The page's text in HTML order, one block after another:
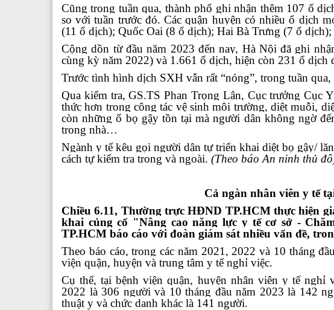
Cũng trong tuần qua, thành phố ghi nhận thêm 107 ổ
so với tuần trước đó. Các quận huyện có nhiều ổ dịch
(11 ổ dịch); Quốc Oai (8 ổ dịch); Hai Bà Trưng (7 ổ
Cộng dồn từ đầu năm 2023 đến nay, Hà Nội đã ghi
cùng kỳ năm 2022) và 1.661 ổ dịch, hiện còn 231 ổ dịch
Trước tình hình dịch SXH vẫn rất “nóng”, trong tuần
Qua kiểm tra, GS.TS Phan Trọng Lân, Cục trưởng Cục
thức hơn trong công tác vệ sinh môi trường, diệt muỗi,
còn những ổ bọ gậy tồn tại mà người dân không ngờ
trong nhà…
Ngành y tế kêu gọi người dân tự triển khai diệt bọ gậy/
cách tự kiểm tra trong và ngoài. (Theo báo An ninh thủ
Cả ngàn nhân viên y tế
Chiều 6.11, Thường trực HĐND TP.HCM thực hiện
khai củng cố "Nâng cao năng lực y tế cơ sở -
TP.HCM báo cáo với đoàn giám sát nhiều vấn đề,
Theo báo cáo, trong các năm 2021, 2022 và 10 tháng
viện quận, huyện và trung tâm y tế nghỉ việc.
Cụ thể, tại bệnh viện quận, huyện nhân viên y tế
2022 là 306 người và 10 tháng đầu năm 2023 là 142
thuật y và chức danh khác là 141 người.